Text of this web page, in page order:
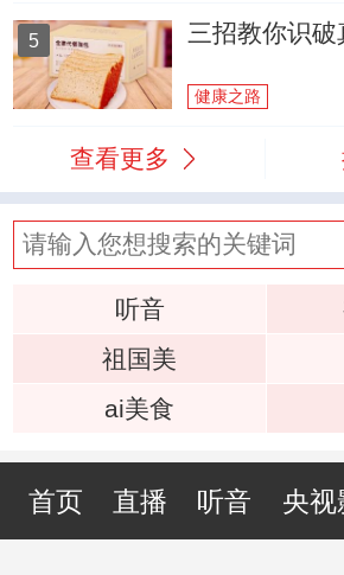
5 三招教你识
健康之路
查看更多
听音
祖国美
ai美食
首页 直播 听音 央视